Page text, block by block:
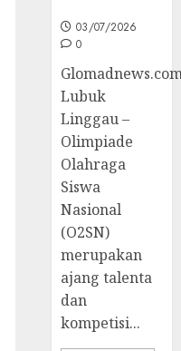
03/07/2026
0
Lubuk
Linggau –
Olimpiade
Olahraga
Siswa
Nasional
(O2SN)
merupakan
ajang talenta
dan
kompetisi...